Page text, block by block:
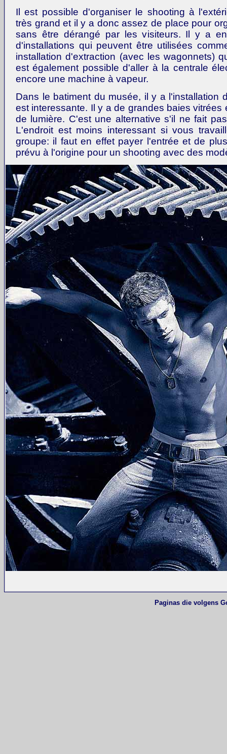
Il est possible d'organiser le shooting à
très grand et il y a donc assez de place pour
sans être dérangé par les visiteurs. Il y a
d'installations qui peuvent être utilisées
installation d'extraction (avec les wagonnets)
est également possible d'aller à la centrale
encore une machine à vapeur.
Dans le batiment du musée, il y a l'installation
est interessante. Il y a de grandes baies vitrées
de lumière. C'est une alternative s'il ne fait
L'endroit est moins interessant si vous
groupe: il faut en effet payer l'entrée et de
prévu à l'origine pour un shooting avec des
Paginas die volgens